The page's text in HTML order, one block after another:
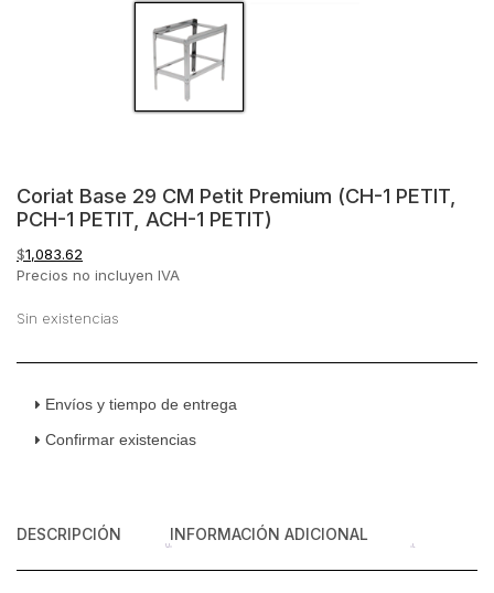
Coriat Base 29 CM Petit Premium (CH-1 PETIT,
PCH-1 PETIT, ACH-1 PETIT)
$1,083.62
Precios no incluyen IVA
Sin existencias
Envíos y tiempo de entrega
Confirmar existencias
DESCRIPCIÓN INFORMACIÓN ADICIONAL